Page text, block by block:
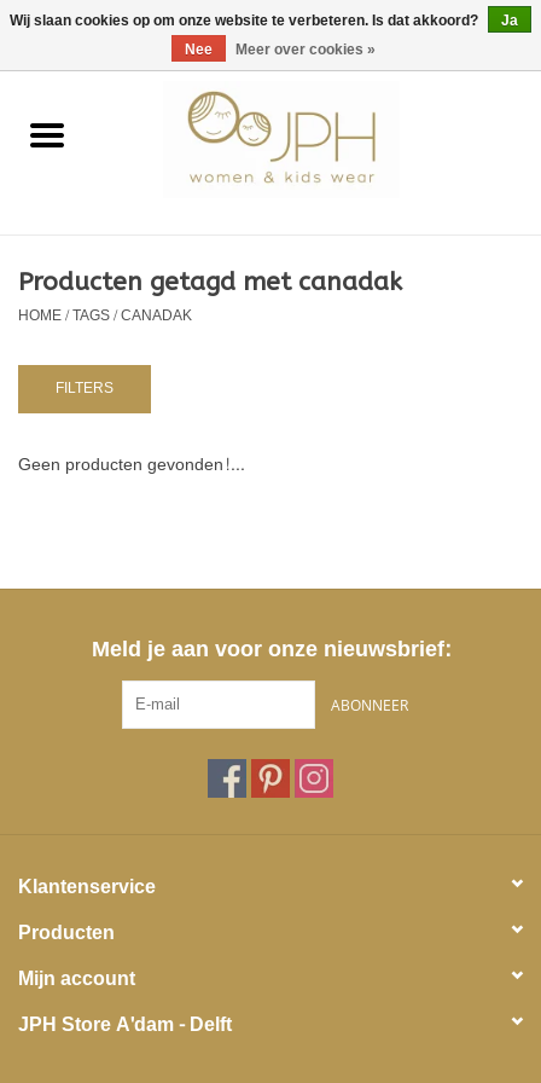
EUR/GBP/USD 0 Artikelen - €0,00
Home
Kids
NURSERY / TABLEWARE
Producten getagd met canadak
HOME/TAGS/CANADAK
FILTERS
Geen producten gevonden!...
Meld je aan voor onze nieuwsbrief:
ABONNEER
Klantenservice
Producten
Mijn account
JPH Store A'dam - Delft
Wij slaan cookies op om onze website te verbeteren. Is dat akkoord?
Ja
Nee
Meer over cookies »